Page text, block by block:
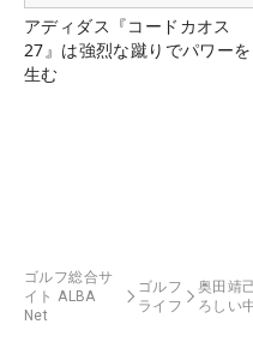
アディダス『コードカオス
27』は強烈な蹴りでパワーを
生む
ゴルフ総合サ
イト ALBA
Net
ゴルフ
ライフ
奥田靖
ろしい